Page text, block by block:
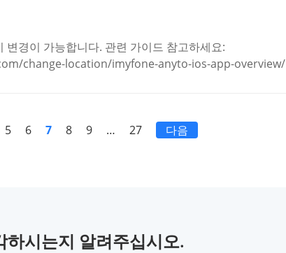
변경이 가능합니다. 관련 가이드 참고하세요:
change-location/imyfone-anyto-ios-app-overview/
5 6 7 8 9 … 27 다음
하시는지 알려주십시오.